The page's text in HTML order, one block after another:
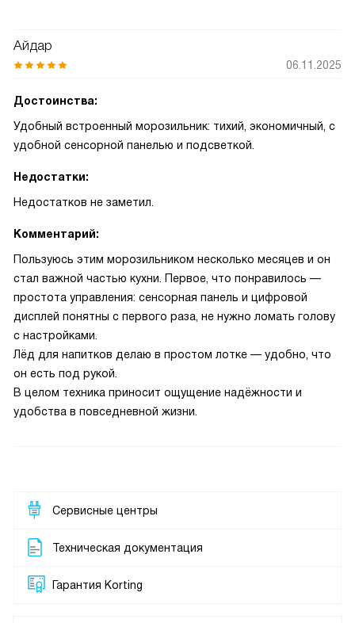
Айдар
06.11.2025
Достоинства:
Удобный встроенный морозильник: тихий, экономичный, с
удобной сенсорной панелью и подсветкой.
Недостатки:
Недостатков не заметил.
Комментарий:
Пользуюсь этим морозильником несколько месяцев и он
стал важной частью кухни. Первое, что понравилось —
простота управления: сенсорная панель и цифровой
дисплей понятны с первого раза, не нужно ломать голову
с настройками.
Лёд для напитков делаю в простом лотке — удобно, что
он есть под рукой.
В целом техника приносит ощущение надёжности и
удобства в повседневной жизни.
Сервисные центры
Техническая документация
Гарантия Korting